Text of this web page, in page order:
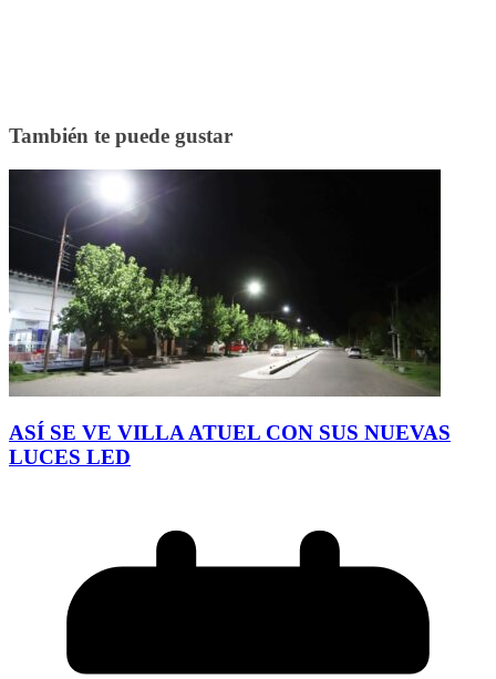
También te puede gustar
ASÍ SE VE VILLA ATUEL CON SUS NUEVAS
LUCES LED